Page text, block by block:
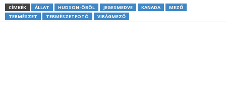
CÍMKÉK ÁLLAT HUDSON-ÖBÖL JEGESMEDVE KANADA
MEZŐ
TERMÉSZET
TERMÉSZETFOTÓ VIRÁGMEZŐ